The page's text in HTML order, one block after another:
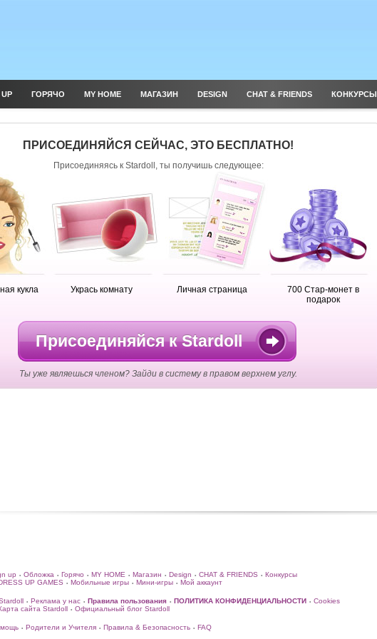
UP ГОРЯЧО MY HOME МАГАЗИН DESIGN CHAT & FRIENDS КОНКУРСЫ
ПРИСОЕДИНЯЙСЯ СЕЙЧАС, ЭТО БЕСПЛАТНО!
Присоединяясь к Stardoll, ты получишь следующее:
кукла Укрась комнату Личная страница
700 Стар-монет в
подарок
Присоединяйся к Stardoll
Ты уже являешься членом? Зайди в систему в правом верхнем углу.
up • Обложка • Горячо • MY HOME • Магазин • Design • CHAT & FRIENDS • Конкурсы
UP GAMES • Мобильные игры • Мини-игры • Мой аккаунт
• Реклама у нас • Правила пользования • ПОЛИТИКА КОНФИДЕНЦИАЛЬНОСТИ • Cookies
сайта Stardoll • Официальный блог Stardoll
• Родители и Учителя • Правила & Безопасность • FAQ